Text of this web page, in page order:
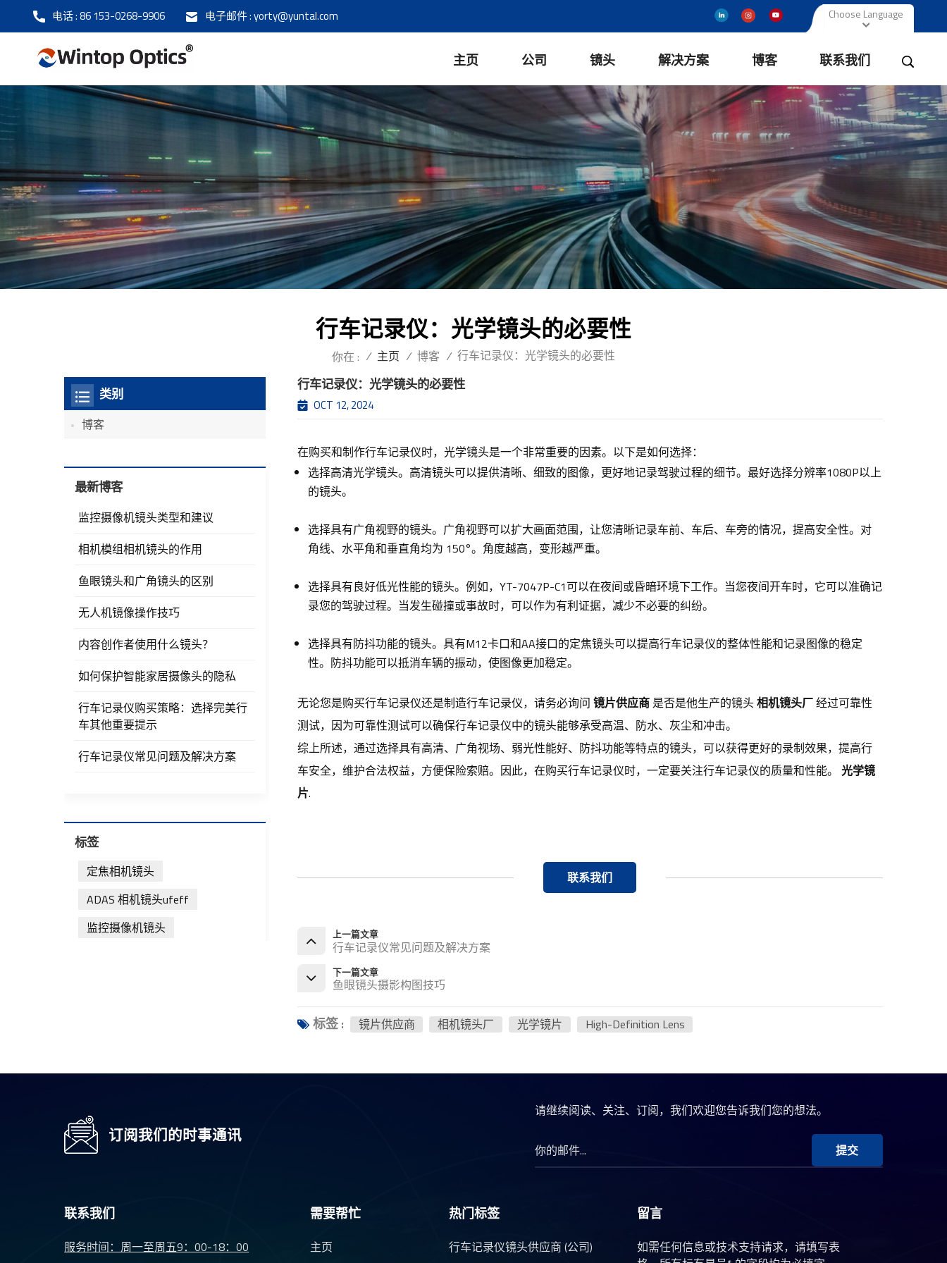
电话 :86 153-0268-9906 电子邮件 :yorty@yuntal.com Choose Language
主页 公司 镜头 解决方案 博客 联系我们
行车记录仪：光学镜头的必要性
你在 : / 主页 / 博客 / 行车记录仪：光学镜头的必要性
行车记录仪：光学镜头的必要性
OCT 12, 2024
在购买和制作行车记录仪时，光学镜头是一个非常重要的因素。以下是如何选择：
选择高清光学镜头。高清镜头可以提供清晰、细致的图像，更好地记录驾驶过程的细节。最好选择分辨率1080P以上
的镜头。
选择具有广角视野的镜头。广角视野可以扩大画面范围，让您清晰记录车前、车后、车旁的情况，提高安全性。对
角线、水平角和垂直角均为 150°。角度越高，变形越严重。
选择具有良好低光性能的镜头。例如，YT-7047P-C1可以在夜间或昏暗环境下工作。当您夜间开车时，它可以准确记
录您的驾驶过程。当发生碰撞或事故时，可以作为有利证据，减少不必要的纠纷。
选择具有防抖功能的镜头。具有M12卡口和AA接口的定焦镜头可以提高行车记录仪的整体性能和记录图像的稳定
性。防抖功能可以抵消车辆的振动，使图像更加稳定。
无论您是购买行车记录仪还是制造行车记录仪，请务必询问 镜片供应商是否是他生产的镜头相机镜头厂经过可靠性
测试，因为可靠性测试可以确保行车记录仪中的镜头能够承受高温、防水、灰尘和冲击。
综上所述，通过选择具有高清、广角视场、弱光性能好、防抖功能等特点的镜头，可以获得更好的录制效果，提高行
车安全，维护合法权益，方便保险索赔。因此，在购买行车记录仪时，一定要关注行车记录仪的质量和性能。 光学镜
片.
联系我们
上一篇文章
行车记录仪常见问题及解决方案
下一篇文章
鱼眼镜头摄影构图技巧
标签 : 镜片供应商 相机镜头厂 光学镜片 High-Definition Lens
类别
博客
最新博客
监控摄像机镜头类型和建议
相机模组相机镜头的作用
鱼眼镜头和广角镜头的区别
无人机镜像操作技巧
内容创作者使用什么镜头？
如何保护智能家居摄像头的隐私
行车记录仪购买策略：选择完美行
车其他重要提示
行车记录仪常见问题及解决方案
标签
定焦相机镜头
ADAS 相机镜头ufeff
监控摄像机镜头
订阅我们的时事通讯
请继续阅读、关注、订阅，我们欢迎您告诉我们您的想法。
提交
联系我们
服务时间：周一至周五9：00-18：00
需要帮忙
主页
热门标签
行车记录仪镜头供应商 (公司)
留言
如需任何信息或技术支持请求，请填写表